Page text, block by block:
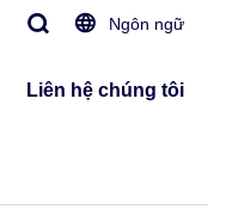
Ngôn ngữ
Liên hệ chúng tôi